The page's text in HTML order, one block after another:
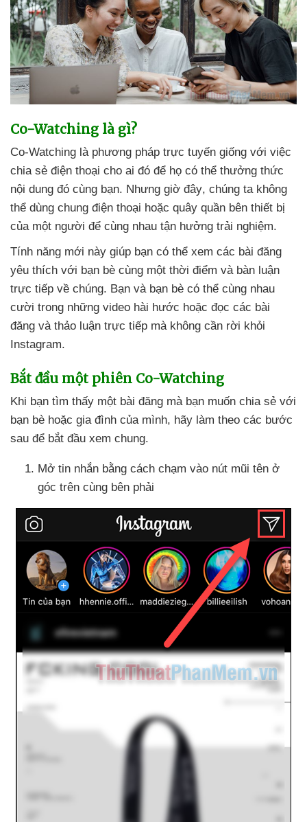
Co-Watching là gì?
Co-Watching là phương pháp trực tuyến giống với việc
chia sẻ điện thoại cho ai đó để họ có thể thưởng thức
nội dung đó cùng bạn. Nhưng giờ đây, chúng ta không
thể dùng chung điện thoại hoặc quây quần bên thiết bị
của một người để cùng nhau tận hưởng trải nghiệm.
Tính năng mới này giúp bạn có thể xem các bài đăng
yêu thích với bạn bè cùng một thời điểm và bàn luận
trực tiếp về chúng. Bạn và bạn bè có thể cùng nhau
cười trong những video hài hước hoặc đọc các bài
đăng và thảo luận trực tiếp mà không cần rời khỏi
Instagram.
Bắt đầu một phiên Co-Watching
Khi bạn tìm thấy một bài đăng mà bạn muốn chia sẻ với
bạn bè hoặc gia đình của mình, hãy làm theo các bước
sau để bắt đầu xem chung.
Mở tin nhắn bằng cách chạm vào nút mũi tên ở
góc trên cùng bên phải